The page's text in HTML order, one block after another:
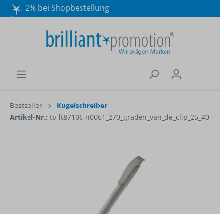
2% bei Shopbestellung
Wir beraten Sie gerne:
040 / 570 18 25 70
Bestseller
Kugelschreiber
Artikel-Nr.: tp-lt87106-n0061_270_graden_van_de_clip_25_40